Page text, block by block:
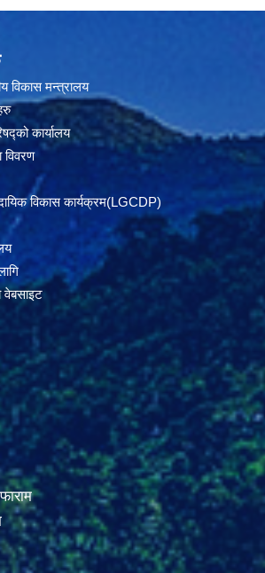
विकास मन्त्रालय
कार्यालय
विवरण
विकास कार्यक्रम(LGCDP)
वेबसाइट